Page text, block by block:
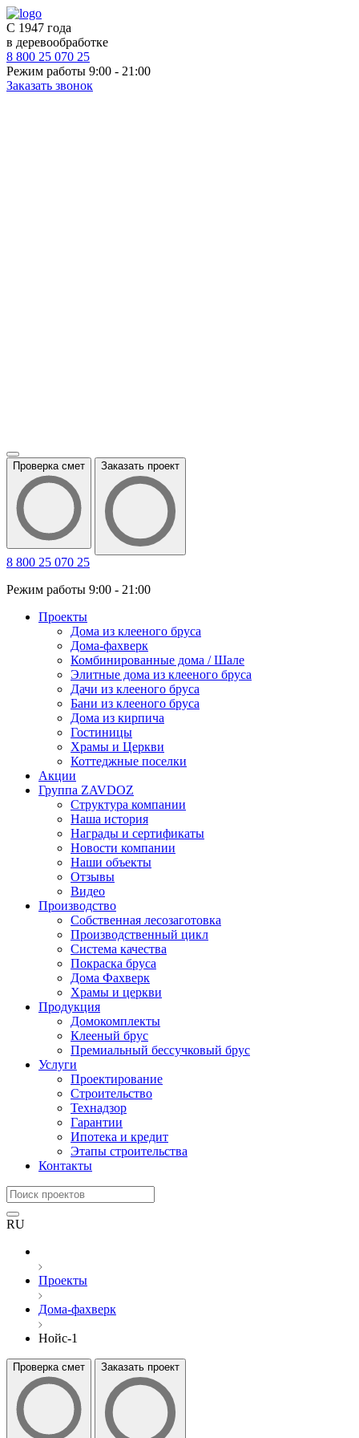
С 1947 года
в деревообработке
8 800 25 070 25
Режим работы 9:00 - 21:00
Заказать звонок
Проверка смет Заказать проект
8 800 25 070 25
Режим работы 9:00 - 21:00
Проекты
Дома из клееного бруса
Дома-фахверк
Комбинированные дома / Шале
Элитные дома из клееного бруса
Дачи из клееного бруса
Бани из клееного бруса
Дома из кирпича
Гостиницы
Храмы и Церкви
Коттеджные поселки
Акции
Группа ZAVDOZ
Структура компании
Наша история
Награды и сертификаты
Новости компании
Наши объекты
Отзывы
Видео
Производство
Собственная лесозаготовка
Производственный цикл
Система качества
Покраска бруса
Дома Фахверк
Храмы и церкви
Продукция
Домокомплекты
Клееный брус
Премиальный бессучковый брус
Услуги
Проектирование
Строительство
Технадзор
Гарантии
Ипотека и кредит
Этапы строительства
Контакты
RU
Проекты
Дома-фахверк
Нойс-1
Проверка смет Заказать проект